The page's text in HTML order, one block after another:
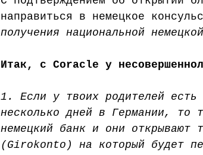
направиться в немецкое
получения национальной
Итак, с Coracle у
1. Если у твоих родителей есть
несколько дней в Германии, то
немецкий банк и они открывают
(Girokonto) на который будет